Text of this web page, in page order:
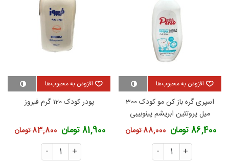
افزودن به محبوب‌ها
اسپری گره باز کن مو کودک 300
میل پروتئین ابریشم پینوبیبی
86,400 تومان 88,000 تومان
- +
افزودن به محبوب‌ها
پودر کودک 120 گرم فیروز
81,900 تومان 83,800 تومان
- +